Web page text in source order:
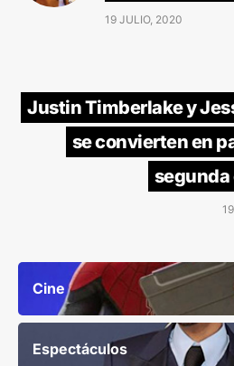
19 JULIO, 2020
Justin Timberlake y
se convierten en
segunda
Cine
Espectáculos